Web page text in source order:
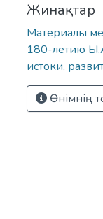
Жинақтар
Материалы
180-летию
истоки,
Өнімнің